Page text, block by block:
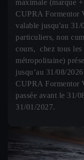
maximale (marque
CUPRA
valable jusqu'au 31/
particuliers, non
cours, chez tous
métropolitaine)
jusqu’au 31/08/
CUPRA Formentor
passée avant le 31/
31/01/2027.